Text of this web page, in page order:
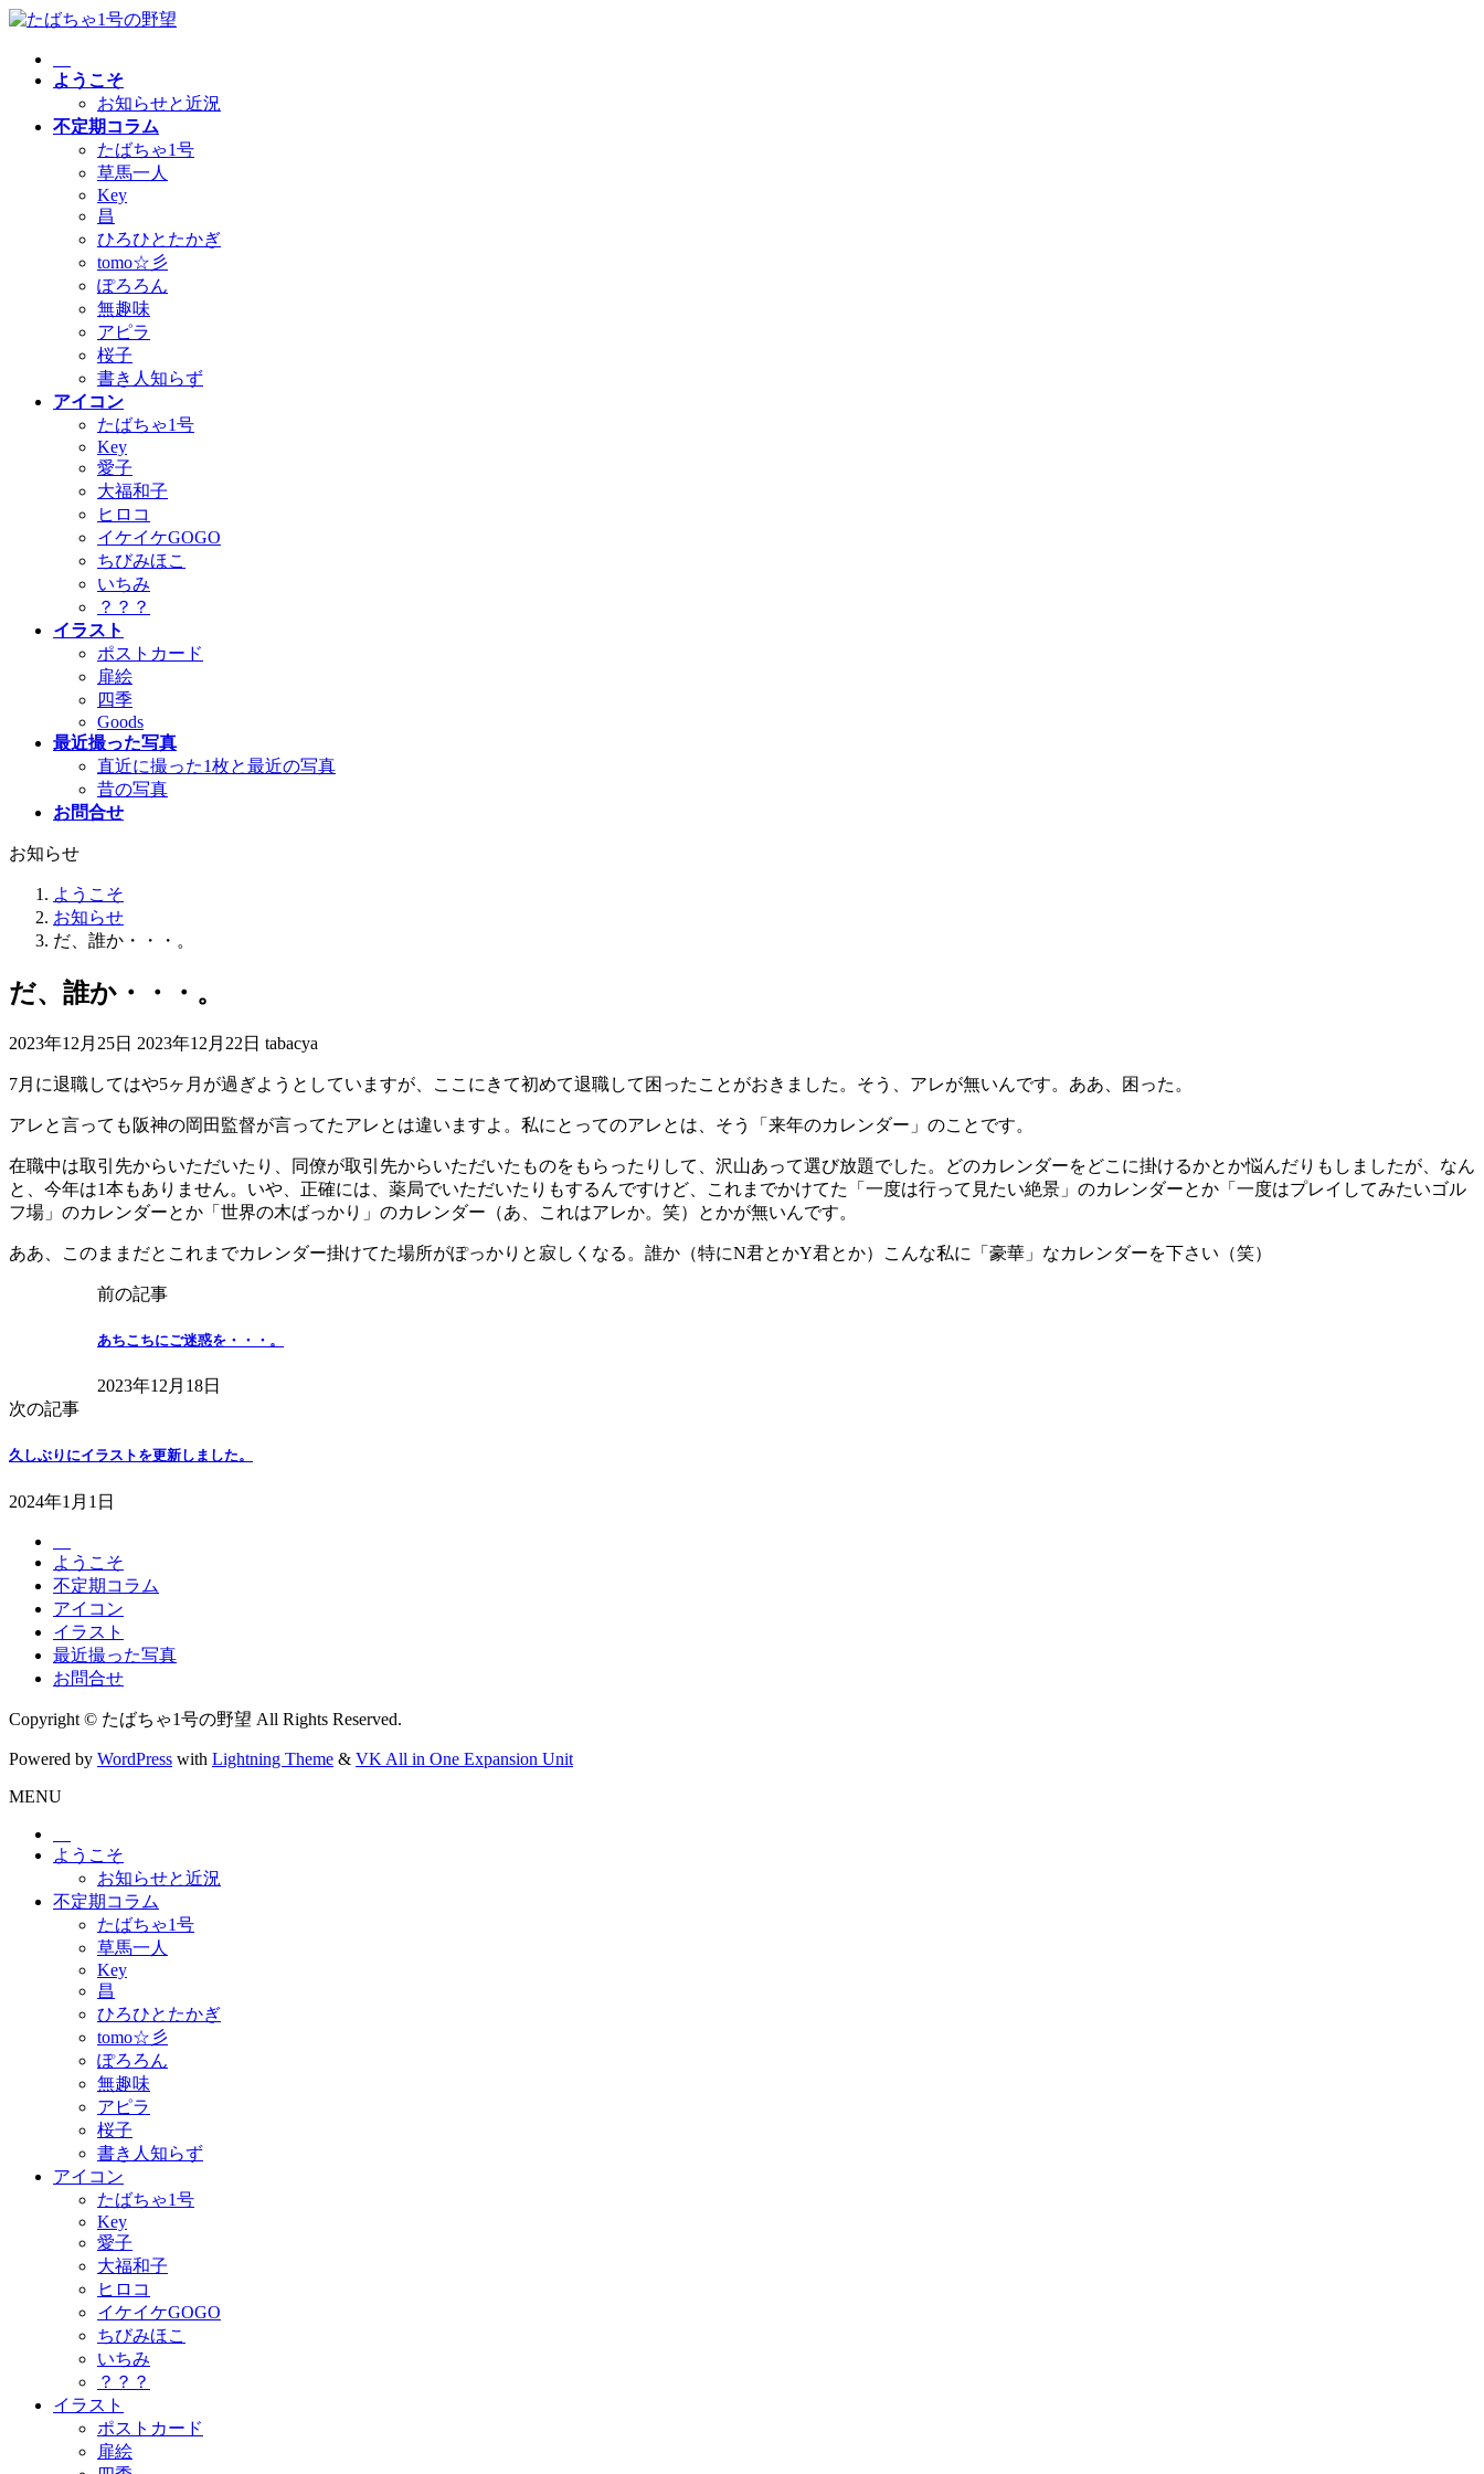
コ
ナ
ようこそ
お知らせと近況
不定期コラム
たばちゃ1号
草馬一人
Key
昌
ひろひとたかぎ
tomo☆彡
ぽろろん
無趣味
アピラ
桜子
書き人知らず
アイコン
たばちゃ1号
Key
愛子
大福和子
ヒロコ
イケイケGOGO
ちびみほこ
いちみ
？？？
イラスト
ポストカード
扉絵
四季
Goods
最近撮った写真
直近に撮った1枚と最近の写真
昔の写真
お問合せ
お知らせ
ようこそ
お知らせ
だ、誰か・・・。
だ、誰か・・・。
2023年12月25日 最
更
日
時
:
2023年12月22日 tabacya
7月に退職してはや5ヶ月が過ぎようとしていますが、ここにきて初めて退職して困ったことがおきました。そう、アレが無いんです。ああ、困った。
アレと言っても阪神の岡田監督が言ってたアレとは違いますよ。私にとってのアレとは、そう「来年のカレンダー」のことです。
在職中は取引先からいただいたり、同僚が取引先からいただいたものをもらったりして、沢山あって選び放題でした。どのカレンダーをどこに掛けるかとか悩んだりもしましたが、なん
と、今年は1本もありません。いや、正確には、薬局でいただいたりもするんですけど、これまでかけてた「一度は行って見たい絶景」のカレンダーとか「一度はプレイしてみたいゴル
フ場」のカレンダーとか「世界の木ばっかり」のカレンダー（あ、これはアレか。笑）とかが無いんです。
ああ、このままだとこれまでカレンダー掛けてた場所がぽっかりと寂しくなる。誰か（特にN君とかY君とか）こんな私に「豪華」なカレンダーを下さい（笑）
前の記事
あちこちにご迷惑を・・・。
2023年12月18日
次の記事
久しぶりにイラストを更新しました。
2024年1月1日
ようこそ
不定期コラム
アイコン
イラスト
最近撮った写真
お問合せ
Copyright © たばちゃ1号の野望 All Rights Reserved.
Powered by WordPress with Lightning Theme & VK All in One Expansion Unit
MENU
ようこそ
お知らせと近況
不定期コラム
たばちゃ1号
草馬一人
Key
昌
ひろひとたかぎ
tomo☆彡
ぽろろん
無趣味
アピラ
桜子
書き人知らず
アイコン
たばちゃ1号
Key
愛子
大福和子
ヒロコ
イケイケGOGO
ちびみほこ
いちみ
？？？
イラスト
ポストカード
扉絵